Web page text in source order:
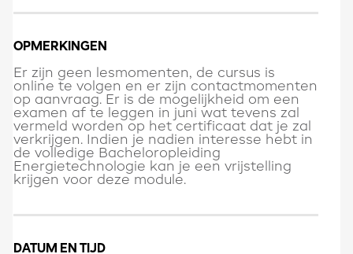
OPMERKINGEN
Er zijn geen lesmomenten, de cursus is
online te volgen en er zijn contactmomenten
op aanvraag. Er is de mogelijkheid om een
examen af te leggen in juni wat tevens zal
vermeld worden op het certificaat dat je zal
verkrijgen. Indien je nadien interesse hebt in
de volledige Bacheloropleiding
Energietechnologie kan je een vrijstelling
krijgen voor deze module.
DATUM EN TIJD